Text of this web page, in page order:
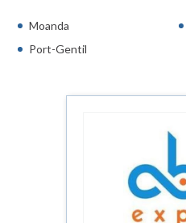
Moanda
Port-Gentil